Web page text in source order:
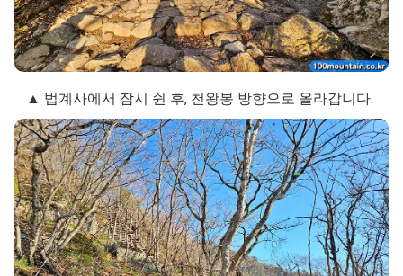
▲ 법계사에서 잠시 쉰 후, 천왕봉 방향으로 올라갑니다.